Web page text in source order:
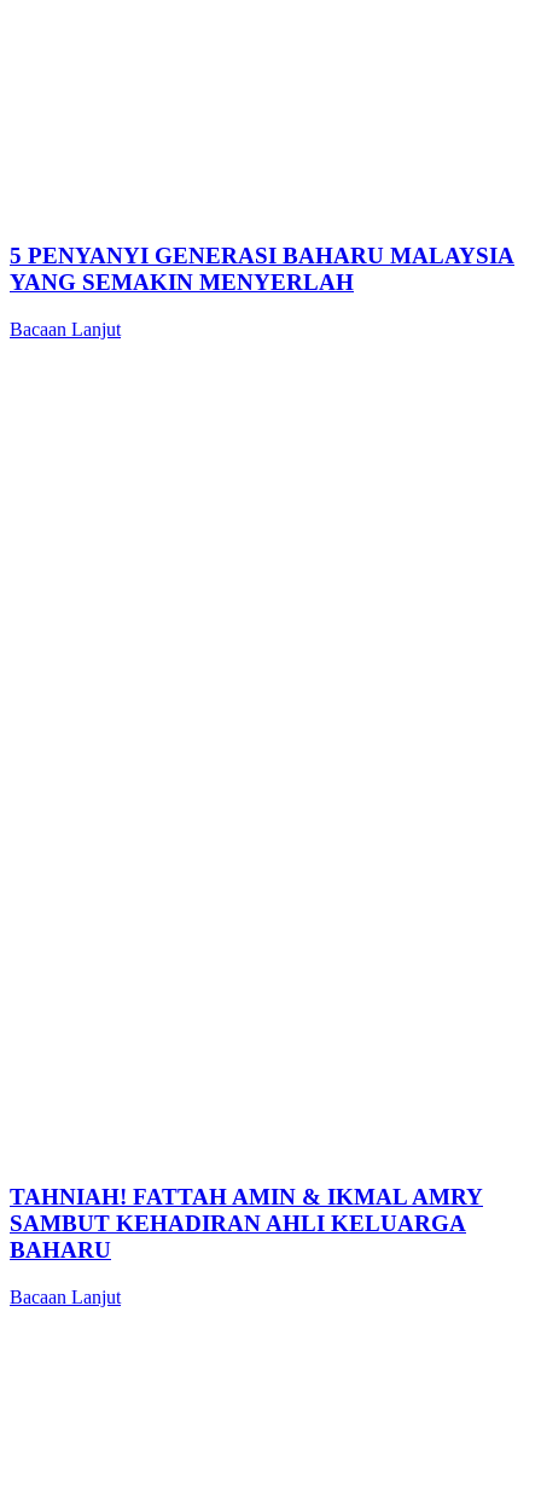
5 PENYANYI GENERASI BAHARU MALAYSIA
YANG SEMAKIN MENYERLAH
Bacaan Lanjut
TAHNIAH! FATTAH AMIN & IKMAL AMRY
SAMBUT KEHADIRAN AHLI KELUARGA
BAHARU
Bacaan Lanjut